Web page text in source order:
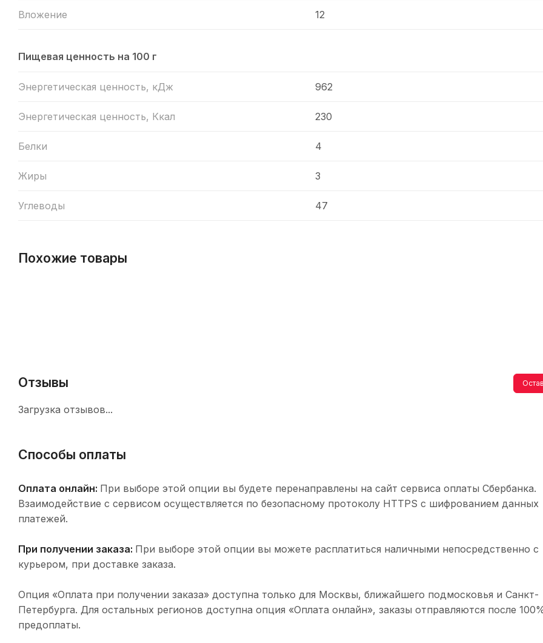
Вложение 12
Пищевая ценность на 100 г
Энергетическая ценность, кДж 962
Энергетическая ценность, Ккал 230
Белки 4
Жиры 3
Углеводы 47
Похожие товары
Отзывы
Загрузка отзывов...
Способы оплаты
Оплата онлайн: При выборе этой опции вы будете перенаправлены на сайт сервиса оплаты Сбербанка.
Взаимодействие с сервисом осуществляется по безопасному протоколу HTTPS с шифрованием данных
платежей.
При получении заказа: При выборе этой опции вы можете расплатиться наличными непосредственно с
курьером, при доставке заказа.
Опция «Оплата при получении заказа» доступна только для Москвы, ближайшего подмосковья и Санкт-
Петербурга. Для остальных регионов доступна опция «Оплата онлайн», заказы отправляются после
предоплаты.